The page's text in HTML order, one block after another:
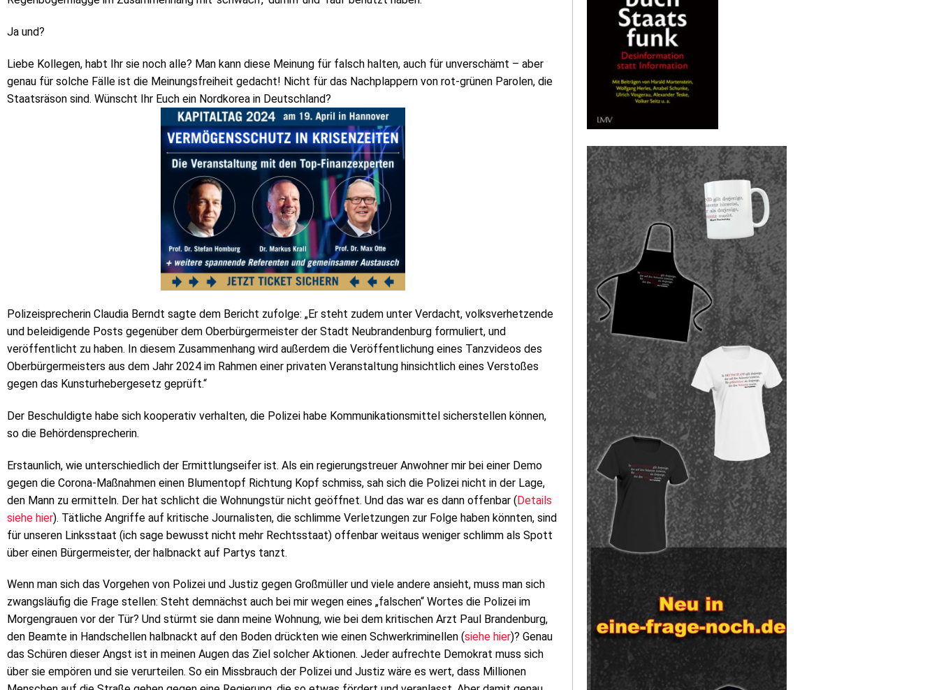
Ja und?
Liebe Kollegen, habt Ihr sie noch alle? Man kann diese Meinung für falsch halten, auch für unverschämt – aber
genau für solche Fälle ist die Meinungsfreiheit gedacht! Nicht für das Nachplappern von rot-grünen Parolen, die
Staatsräson sind. Wünscht Ihr Euch ein Nordkorea in Deutschland?
Polizeisprecherin Claudia Berndt sagte dem Bericht zufolge: „Er steht zudem unter Verdacht, volksverhetzende
und beleidigende Posts gegenüber dem Oberbürgermeister der Stadt Neubrandenburg formuliert, und
veröffentlicht zu haben. In diesem Zusammenhang wird außerdem die Veröffentlichung eines Tanzvideos des
Oberbürgermeisters aus dem Jahr 2024 im Rahmen einer privaten Veranstaltung hinsichtlich eines Verstoßes
gegen das Kunsturhebergesetz geprüft.“
Der Beschuldigte habe sich kooperativ verhalten, die Polizei habe Kommunikationsmittel sicherstellen können,
so die Behördensprecherin.
Erstaunlich, wie unterschiedlich der Ermittlungseifer ist. Als ein regierungstreuer Anwohner mir bei einer Demo
gegen die Corona-Maßnahmen einen Blumentopf Richtung Kopf schmiss, sah sich die Polizei nicht in der Lage,
den Mann zu ermitteln. Der hat schlicht die Wohnungstür nicht geöffnet. Und das war es dann offenbar (Details
siehe hier). Tätliche Angriffe auf kritische Journalisten, die schlimme Verletzungen zur Folge haben könnten, sind
für unseren Linksstaat (ich sage bewusst nicht mehr Rechtsstaat) offenbar weitaus weniger schlimm als Spott
über einen Bürgermeister, der halbnackt auf Partys tanzt.
Wenn man sich das Vorgehen von Polizei und Justiz gegen Großmüller und viele andere ansieht, muss man sich
zwangsläufig die Frage stellen: Steht demnächst auch bei mir wegen eines „falschen“ Wortes die Polizei im
Morgengrauen vor der Tür? Und stürmt sie dann meine Wohnung, wie bei dem kritischen Arzt Paul Brandenburg,
den Beamte in Handschellen halbnackt auf den Boden drückten wie einen Schwerkriminellen (siehe hier)? Genau
das Schüren dieser Angst ist in meinen Augen das Ziel solcher Aktionen. Jeder aufrechte Demokrat muss sich
über sie empören und sie verurteilen. So ein Missbrauch der Polizei und Justiz wäre es wert, dass Millionen